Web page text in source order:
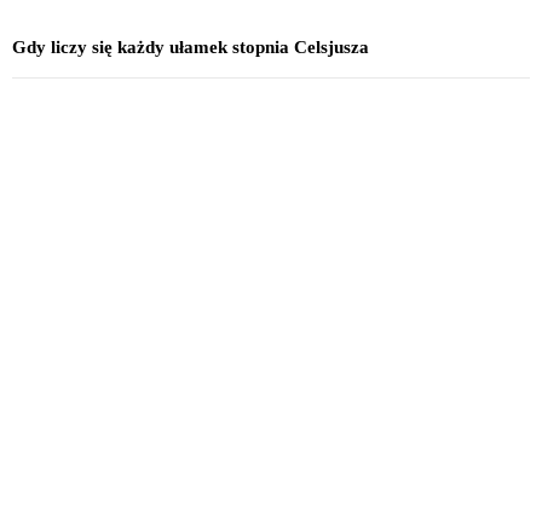
Gdy liczy się każdy ułamek stopnia Celsjusza